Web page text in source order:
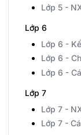
Lớp 5 -
Lớp 6
Lớp 6 -
Lớp 6 -
Lớp 6 -
Lớp 7
Lớp 7 -
Lớp 7 -